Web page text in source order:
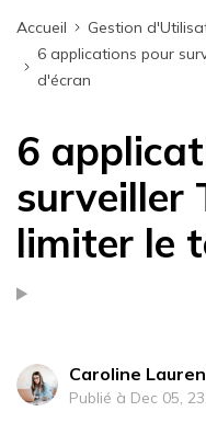
Accueil
Gestion
6 applications pour
d'écran
6
surveiller
limiter le
Caroline
Publié à Dec 05,